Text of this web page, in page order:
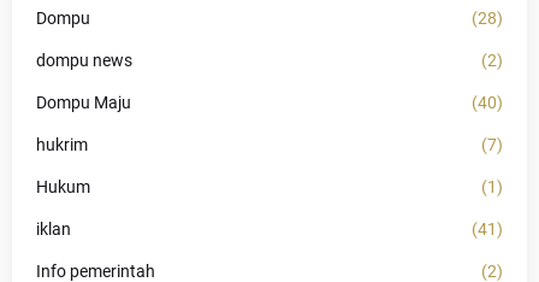
Dompu (28)
dompu news (2)
Dompu Maju (40)
hukrim (7)
Hukum (1)
iklan (41)
Info pemerintah (2)